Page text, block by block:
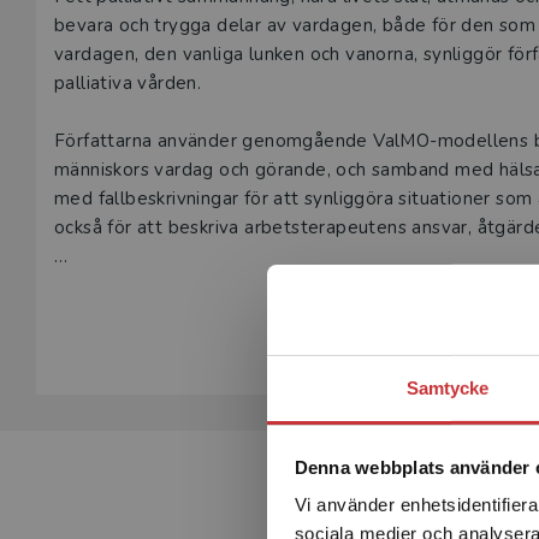
Samtycke
Denna webbplats använder
Vi använder
sociala medier och
bevara och trygga delar av vardagen, både för den
vardagen, den vanliga lunken och vanorna, synliggör
palliativa vården.
Författarna använder genomgående ValMO-
människors vardag och görande, och samband med
med fallbeskrivningar för att synliggöra situationer
också för att beskriva arbetsterapeutens ansvar,